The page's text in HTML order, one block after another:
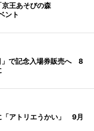
京王あそびの森
ント
」で記念入場券販売へ 8
「アトリエうかい」 9月